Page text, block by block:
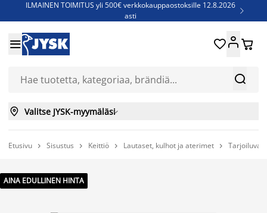
ILMAINEN TOIMITUS yli 500€ verkkokauppaostoksille 12.8.2026
asti

Jenkkisänkyjä - Säästä jopa 60%


 
 Valitse JYSK-myymäläsi
Etusivu  Sisustus  Keittiö  Lautaset, kulhot ja aterimet  Tarjoiluvati
AINA EDULLINEN HINTA